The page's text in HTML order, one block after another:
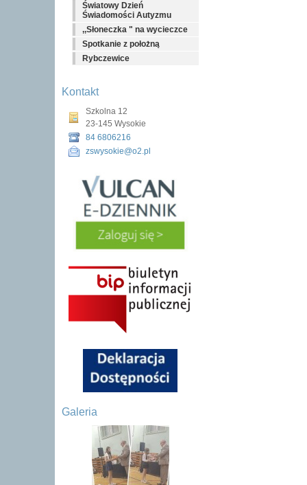
Światowy Dzień
Świadomości Autyzmu
,,Słoneczka " na wycieczce
Spotkanie z położną
Rybczewice
Kontakt
Szkolna 12
23-145 Wysokie
84 6806216
zswysokie@o2.pl
Galeria